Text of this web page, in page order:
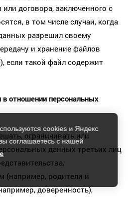
договора, заключенного с
в том числе случаи, когда
разрешил своему
и хранение файлов
если такой файл содержит
в отношении персональных
ограничивать или
данных третьих лиц
(например, родители и
доверенность),
cookies и Яндекс
соглашаетесь с нашей